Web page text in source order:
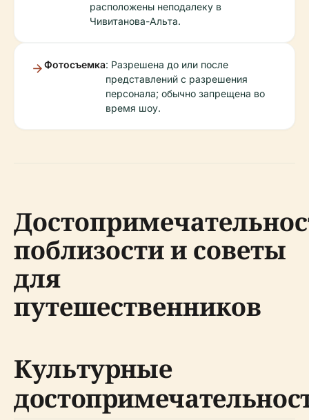
расположены неподалеку в
Чивитанова-Альта.
Фотосъемка: Разрешена до или после
представлений с разрешения
персонала; обычно запрещена во
время шоу.
поблизости и советы
для
путешественников
Культурные